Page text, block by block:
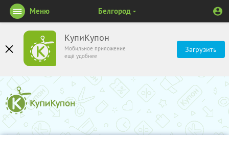
КупиКупон
Мобильное приложение
ещё удобнее
Загрузить
Меню Белгород